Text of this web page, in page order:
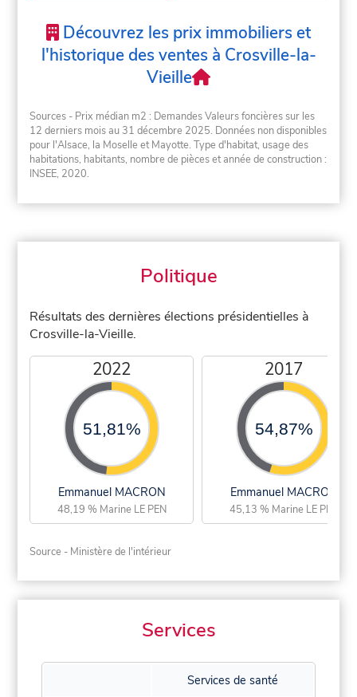
Découvrez les prix immobiliers et
l'historique des ventes à Crosville-la-
Vieille
Sources - Prix médian m2 : Demandes Valeurs foncières sur les
12 derniers mois au 31 décembre 2025. Données non disponibles
pour l'Alsace, la Moselle et Mayotte. Type d'habitat, usage des
habitations, habitants, nombre de pièces et année de construction :
INSEE, 2020.
Politique
Résultats des dernières élections présidentielles à
Crosville-la-Vieille.
2022
51,81%
Emmanuel MACRON
48,19 % Marine LE PEN
2017
54,87%
Emmanuel MACRON
45,13 % Marine LE PEN
Source - Ministère de l'intérieur
Services
Services de santé